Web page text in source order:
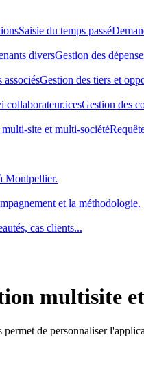
Saisie du temps passé
diversGestion des
associésGestion des tiers et
collaborateur.icesGestion des
site et multi-société
Montpellier.
et la méthodologie.
cas clients...
multisite
de personnaliser